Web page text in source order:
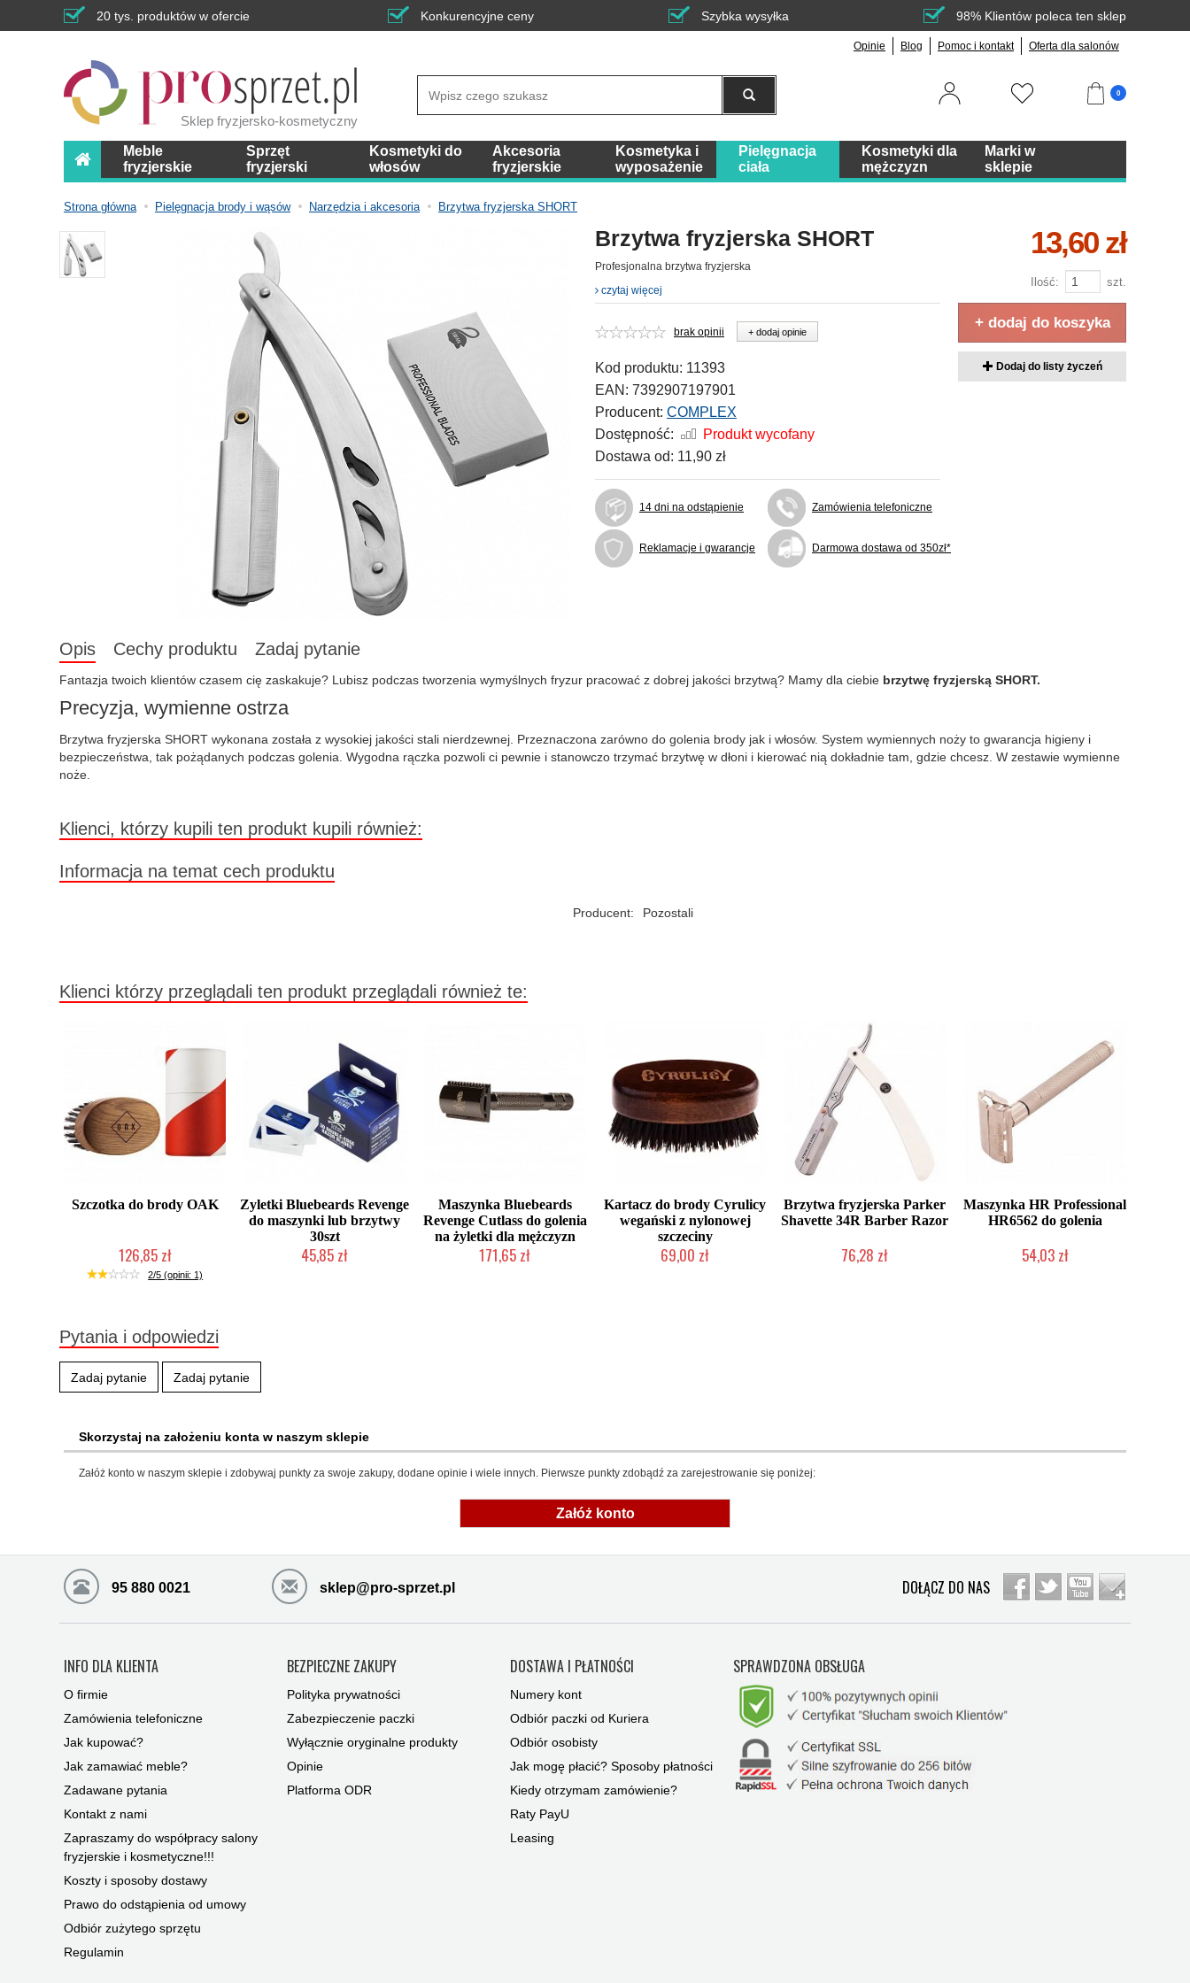
20 tys. produktów w ofercie Konkurencyjne ceny Szybka wysyłka 98% Klientów poleca ten sklep
Opinie Blog Pomoc i kontakt Oferta dla salonów
Sklep fryzjersko-kosmetyczny
0
Meble
fryzjerskie
Sprzęt
fryzjerski
Kosmetyki do
włosów
Akcesoria
fryzjerskie
Kosmetyka i
wyposażenie
Pielęgnacja
ciała
Kosmetyki dla
mężczyzn
Marki w
sklepie
Strona główna Pielęgnacja brody i wąsów Narzędzia i akcesoria Brzytwa fryzjerska SHORT
Brzytwa fryzjerska SHORT
Profesjonalna brzytwa fryzjerska
czytaj więcej
brak opinii + dodaj opinie
Kod produktu: 11393
EAN: 7392907197901
Producent: COMPLEX
Dostępność:
Produkt wycofany
Dostawa od: 11,90 zł
14 dni na odstąpienie Zamówienia telefoniczne
Reklamacje i gwarancje Darmowa dostawa od 350zł*
13,60 zł
Ilość: szt.
+ dodaj do koszyka
Dodaj do listy życzeń
Opis Cechy produktu Zadaj pytanie
Fantazja twoich klientów czasem cię zaskakuje? Lubisz podczas tworzenia wymyślnych fryzur pracować z dobrej jakości brzytwą? Mamy dla ciebie brzytwę fryzjerską SHORT.
Precyzja, wymienne ostrza
Brzytwa fryzjerska SHORT wykonana została z wysokiej jakości stali nierdzewnej. Przeznaczona zarówno do golenia brody jak i włosów. System wymiennych noży to gwarancja higieny i
bezpieczeństwa, tak pożądanych podczas golenia. Wygodna rączka pozwoli ci pewnie i stanowczo trzymać brzytwę w dłoni i kierować nią dokładnie tam, gdzie chcesz. W zestawie wymienne
noże.
Klienci, którzy kupili ten produkt kupili również:
Informacja na temat cech produktu
Producent: Pozostali
Klienci którzy przeglądali ten produkt przeglądali również te:
Szczotka do brody OAK
126,85 zł
Produkt wycofany
2/5 (opinii: 1)
Zyletki Bluebeards Revenge
do maszynki lub brzytwy
30szt
45,85 zł
Maszynka Bluebeards
Revenge Cutlass do golenia
na żyletki dla mężczyzn
171,65 zł
Kartacz do brody Cyrulicy
wegański z nylonowej
szczeciny
69,00 zł
Brzytwa fryzjerska Parker
Shavette 34R Barber Razor
76,28 zł
Maszynka HR Professional
HR6562 do golenia
54,03 zł
Pytania i odpowiedzi
Zadaj pytanie Zadaj pytanie
Skorzystaj na założeniu konta w naszym sklepie
Załóż konto w naszym sklepie i zdobywaj punkty za swoje zakupy, dodane opinie i wiele innych. Pierwsze punkty zdobądź za zarejestrowanie się poniżej:
Załóż konto
95 880 0021 sklep@pro-sprzet.pl DOŁĄCZ DO NAS
INFO DLA KLIENTA
O firmie
Zamówienia telefoniczne
Jak kupować?
Jak zamawiać meble?
Zadawane pytania
Kontakt z nami
Zapraszamy do współpracy salony
fryzjerskie i kosmetyczne!!!
Koszty i sposoby dostawy
Prawo do odstąpienia od umowy
Odbiór zużytego sprzętu
Regulamin
BEZPIECZNE ZAKUPY
Polityka prywatności
Zabezpieczenie paczki
Wyłącznie oryginalne produkty
Opinie
Platforma ODR
DOSTAWA I PŁATNOŚCI
Numery kont
Odbiór paczki od Kuriera
Odbiór osobisty
Jak mogę płacić? Sposoby płatności
Kiedy otrzymam zamówienie?
Raty PayU
Leasing
SPRAWDZONA OBSŁUGA